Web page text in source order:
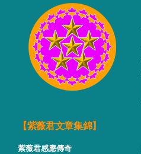
【紫薇君文章集錦】
紫薇君感應傳奇